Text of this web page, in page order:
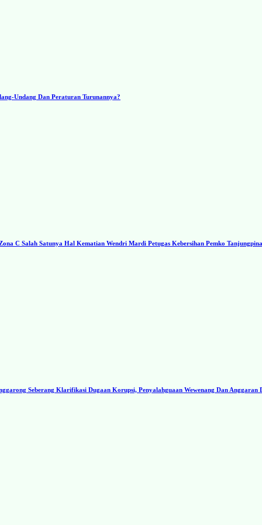
Undang Dan Peraturan Turunannya?
C Salah Satunya Hal Kematian Wendri Mardi Petugas Kebersihan Pemko
Seberang Klarifikasi Dugaan Korupsi, Penyalahguaan Wewenang Dan Anggaran